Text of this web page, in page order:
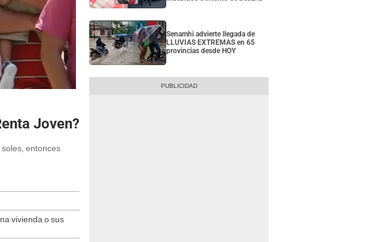
Joven?
soles, entonces
vivienda o sus
Senamhi advierte llegada de
LLUVIAS EXTREMAS en 65
provincias desde HOY